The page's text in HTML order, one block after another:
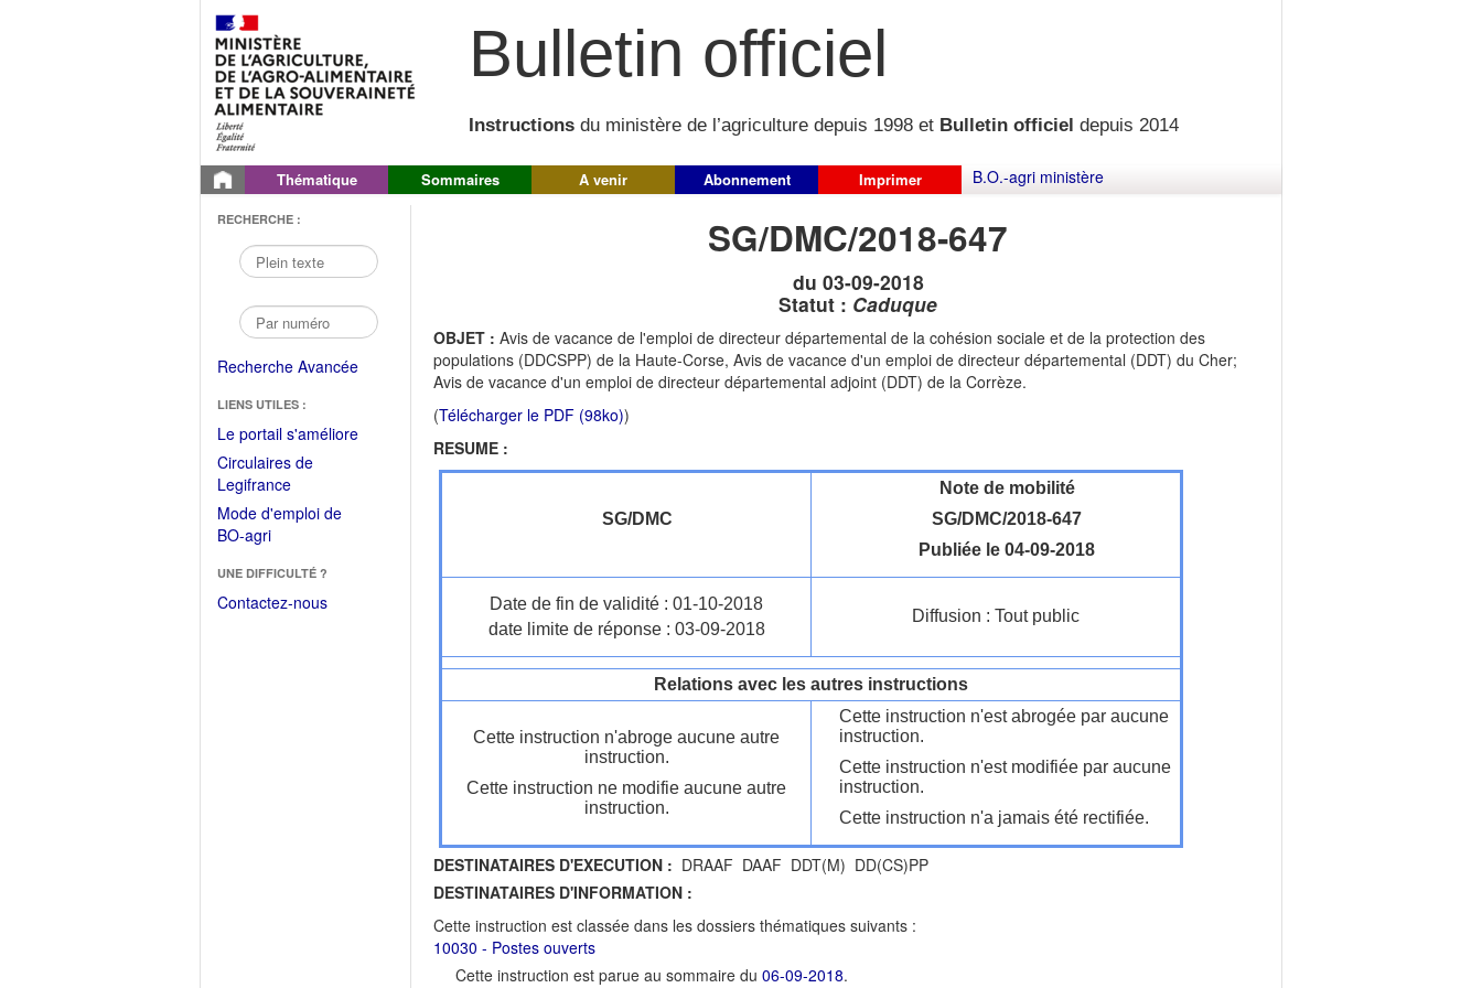
Bulletin officiel
Instructions du ministère de l’agriculture depuis 1998 et Bulletin officiel depuis 2014
Thématique Sommaires A venir Abonnement Imprimer B.O.-agri ministère
RECHERCHE :
Recherche Avancée
LIENS UTILES :
Le portail s'améliore(Fichier
Circulaires de
Legifrance(Ouvrir
dans
une
fenêtre)
Mode d'emploi de
BO-agri(Ouvrir
une
nouvelle
UNE DIFFICULTÉ ?
Contactez-nous
SG/DMC/2018-647
du 03-09-2018
Statut : Caduque
OBJET : Avis de vacance de l'emploi de directeur départemental de la cohésion sociale et de la protection des
populations (DDCSPP) de la Haute-Corse, Avis de vacance d'un emploi de directeur départemental (DDT) du Cher;
Avis de vacance d'un emploi de directeur départemental adjoint (DDT) de la Corrèze.
(Télécharger le PDF (98ko))
RESUME :
SG/DMC
Note de mobilité
SG/DMC/2018-647
Publiée le 04-09-2018
Date de fin de validité : 01-10-2018
date limite de réponse : 03-09-2018
Diffusion : Tout public
Relations avec les autres instructions
Cette instruction n'abroge aucune autre
instruction.
Cette instruction ne modifie aucune autre
instruction.
Cette instruction n'est abrogée par aucune
instruction.
Cette instruction n'est modifiée par aucune
instruction.
Cette instruction n'a jamais été rectifiée.
DESTINATAIRES D'EXECUTION : DRAAF DAAF DDT(M) DD(CS)PP
DESTINATAIRES D'INFORMATION :
Cette instruction est classée dans les dossiers thématiques suivants :
10030 - Postes ouverts
Cette instruction est parue au sommaire du 06-09-2018.